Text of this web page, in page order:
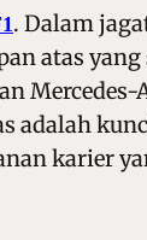
. Dalam
atas
adalah
karier